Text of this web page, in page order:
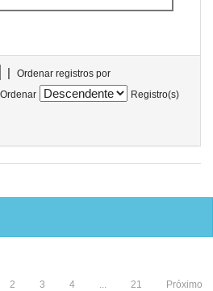
|
Ordenar registros por
Ordenar
Registro(s)
2 3 4 ... 21 Próximo